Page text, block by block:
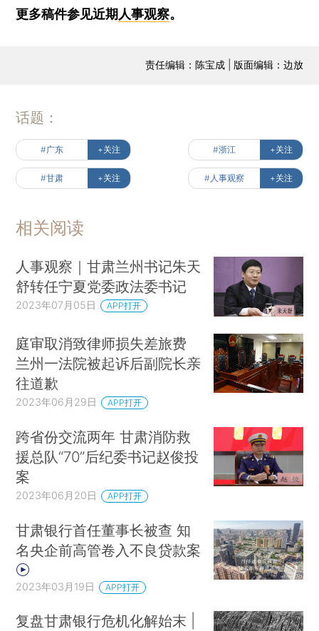
更多稿件参见近期人事观察。
责任编辑：陈宝成 | 版面编辑：边放
话题：
#广东 +关注 #浙江 +关注
#甘肃 +关注 #人事观察 +关注
相关阅读
人事观察｜甘肃兰州书记朱天
舒转任宁夏党委政法委书记
2023年07月05日 APP打开
庭审取消致律师损失差旅费
兰州一法院被起诉后副院长亲
往道歉
2023年06月29日 APP打开
跨省份交流两年 甘肃消防救
援总队“70”后纪委书记赵俊投
案
2023年06月20日 APP打开
甘肃银行首任董事长被查 知
名央企前高管卷入不良贷款案
2023年03月19日 APP打开
复盘甘肃银行危机化解始末 |